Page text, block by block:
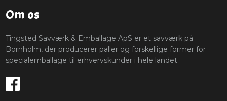
Om os
Tingsted Savværk & Emballage ApS er et savværk på
Bornholm, der producerer paller og forskellige former for
specialemballage til erhvervskunder i hele landet.